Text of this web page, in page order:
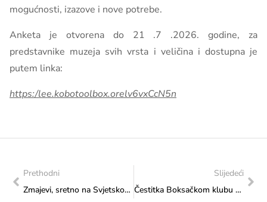
mogućnosti, izazove i nove potrebe.
Anketa je otvorena do 21 .7 .2026. godine, za
predstavnike muzeja svih vrsta i veličina i dostupna je
putem linka:
https:/lee.kobotoolbox.orelv6vxCcN5n
Prethodni
Zmajevi, sretno na Svjetskom prvenstvu!
Slijedeći
Čestitka Boksačkom klubu „Kralj Tomislav“ Čapljina povodom održavanja „Fight Night 4 Čapljina“